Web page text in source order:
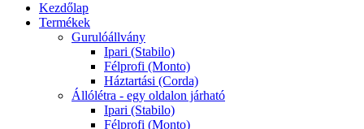
Kezdőlap
Termékek
Gurulóállvány
Ipari (Stabilo)
Félprofi (Monto)
Háztartási (Corda)
Állólétra - egy oldalon járható
Ipari (Stabilo)
Félprofi (Monto)